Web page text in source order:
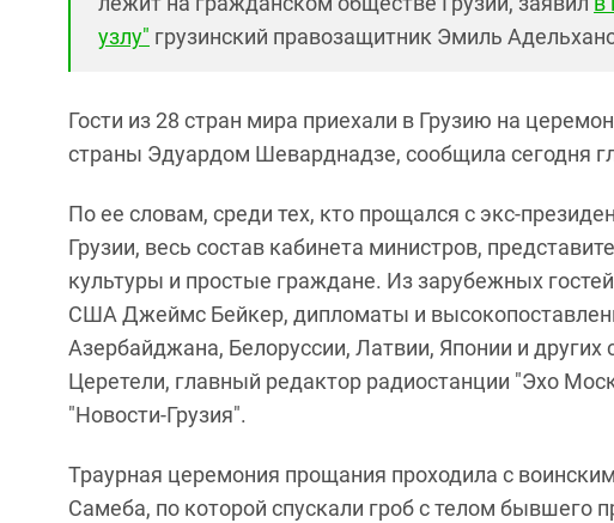
узлу" грузинский правозащитник Эмиль
Гости из 28 стран мира приехали в Грузию на
страны Эдуардом Шеварднадзе, сообщила сегодня
По ее словам, среди тех, кто прощался с экс-
Грузии, весь состав кабинета министров,
культуры и простые граждане. Из зарубежных
США Джеймс Бейкер, дипломаты и
Азербайджана, Белоруссии, Латвии, Японии и других
Церетели, главный редактор радиостанции "Эхо
"Новости-Грузия".
Траурная церемония прощания проходила с
Самеба, по которой спускали гроб с телом бывшего